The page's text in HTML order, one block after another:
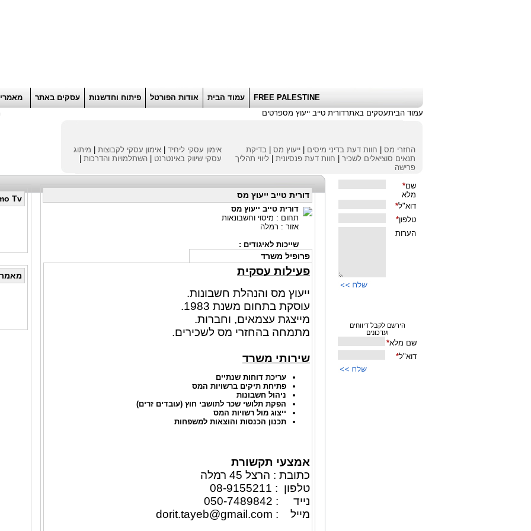
FREE PALESTINE עמוד הבית אודות הפורטל פיתוח וחדשנות עסקים באתר
עמוד הביתעסקים באתרדורית טייב ייעוץ מספרטים
החזרי מס חוות דעת בדיני מיסים ייעוץ מס
בדיקת
תנאים סוציאלים לשכיר
חוות דעת פנסיונית
ליווי תהליך
פרישה
אימון עסקי ליחיד אימון עסקי לקבוצות
מיתוג
עסקי שיווק באינטרנט השתלמויות והדרכות
דורית טייב ייעוץ מס
דורית טייב ייעוץ מס
תחום : מיסוי וחשבונאות
אזור : רמלה
שייכות לאיגודים :
פרופיל משרד
פעילות עסקית
ייעוץ מס והנהלת חשבונות.
עוסקת בתחום משנת 1983.
מייצגת עצמאים, וחברות.
מתמחה בהחזרי מס לשכירים.
שירותי משרד
עריכת דוחות שנתיים
פתיחת תיקים ברשויות המס
ניהול חשבונות
הפקת תלושי שכר לתושבי חוץ (עובדים זרים)
ייצוג מול רשויות המס
תכנון הכנסות והוצאות למשפחות
אמצעי תקשורת
כתובת : הרצל 45 רמלה
טלפון : 08-9155211
נייד : 050-7489842
מייל :
dorit.tayeb@gmail.com
Tv